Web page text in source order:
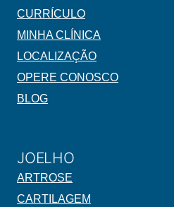
CURRÍCULO
MINHA CLÍNICA
LOCALIZAÇÃO
OPERE CONOSCO
BLOG
JOELHO
ARTROSE
CARTILAGEM